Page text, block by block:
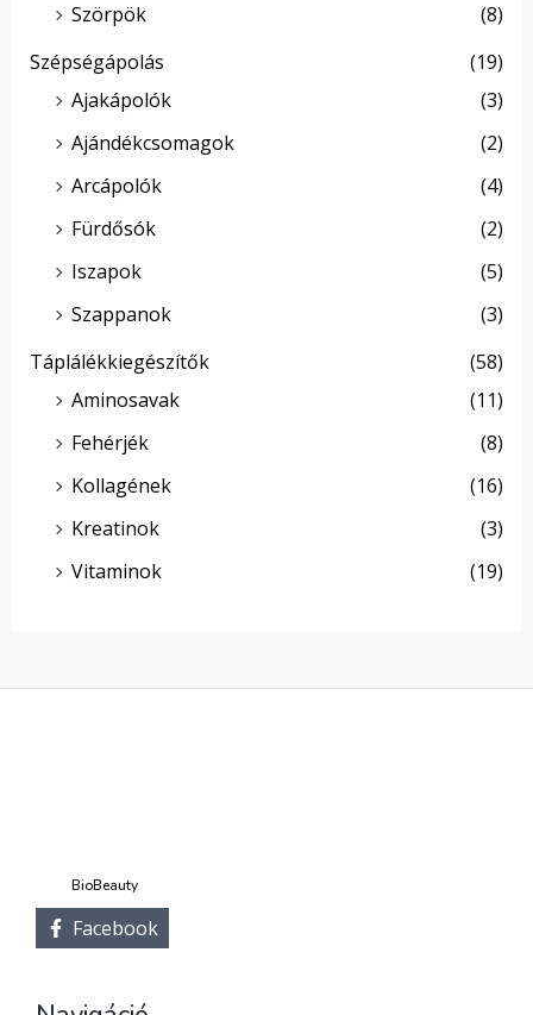
Szörpök
(8)
Szépségápolás
(19)
Ajakápolók
(3)
Ajándékcsomagok
(2)
Arcápolók
(4)
Fürdősók
(2)
Iszapok
(5)
Szappanok
(3)
Táplálékkiegészítők
(58)
Aminosavak
(11)
Fehérjék
(8)
Kollagének
(16)
Kreatinok
(3)
Vitaminok
(19)
BioBeauty
Facebook